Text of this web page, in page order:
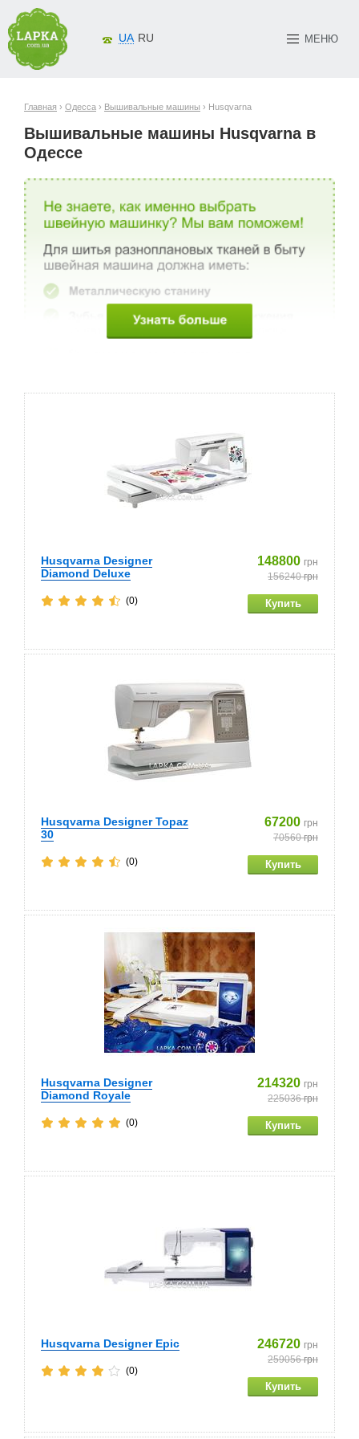
МЕНЮ
UA RU
Главная › Одесса › Вышивальные машины › Husqvarna
Вышивальные машины Husqvarna в
Одессе
Husqvarna Designer
Diamond Deluxe
148800 грн
156240грн
(0)
Husqvarna Designer Topaz
30
67200 грн
70560грн
(0)
Husqvarna Designer
Diamond Royale
214320 грн
225036грн
(0)
Husqvarna Designer Epic 246720 грн
259056грн
(0)